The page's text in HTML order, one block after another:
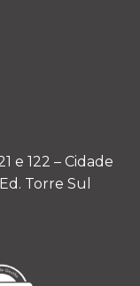
e 122 – Cidade
Torre Sul